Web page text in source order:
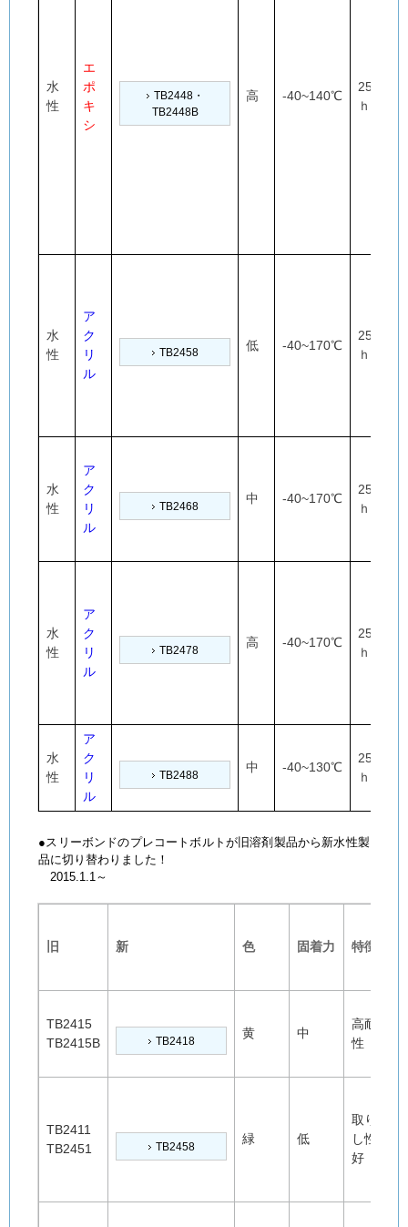
水
性
エ
ポ
キ
シ
TB2448・
TB2448B
高 -40~140℃
25℃×24
ｈ
水
性
ア
ク
リ
ル
TB2458 低 -40~170℃
25℃×24
ｈ
水
性
ア
ク
リ
ル
TB2468
中 -40~170℃
25℃×24
ｈ
水
性
ア
ク
リ
ル
TB2478
高 -40~170℃
25℃×24
ｈ
水
性
ア
ク
リ
ル
TB2488
中 -40~130℃
25℃×24
ｈ
●スリーボンドのプレコートボルトが旧溶剤製品から新水性製
品に切り替わりました！
2015.1.1～
旧 新 色 固着力 特徴
TB2415
TB2415B
TB2418
黄 中
高耐熱
性
TB2411
TB2451
TB2458
緑 低
取り外
し性良
好